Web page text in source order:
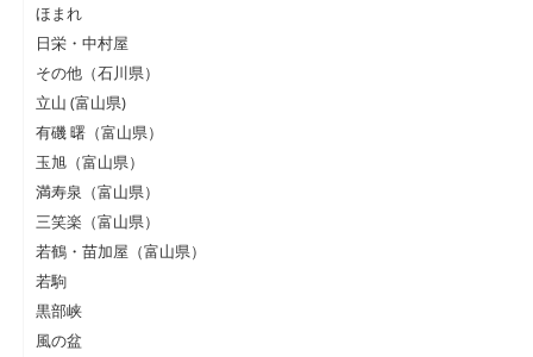
ほまれ
日栄・中村屋
その他（石川県）
立山 (富山県)
有磯 曙（富山県）
玉旭（富山県）
満寿泉（富山県）
三笑楽（富山県）
若鶴・苗加屋（富山県）
若駒
黒部峡
風の盆